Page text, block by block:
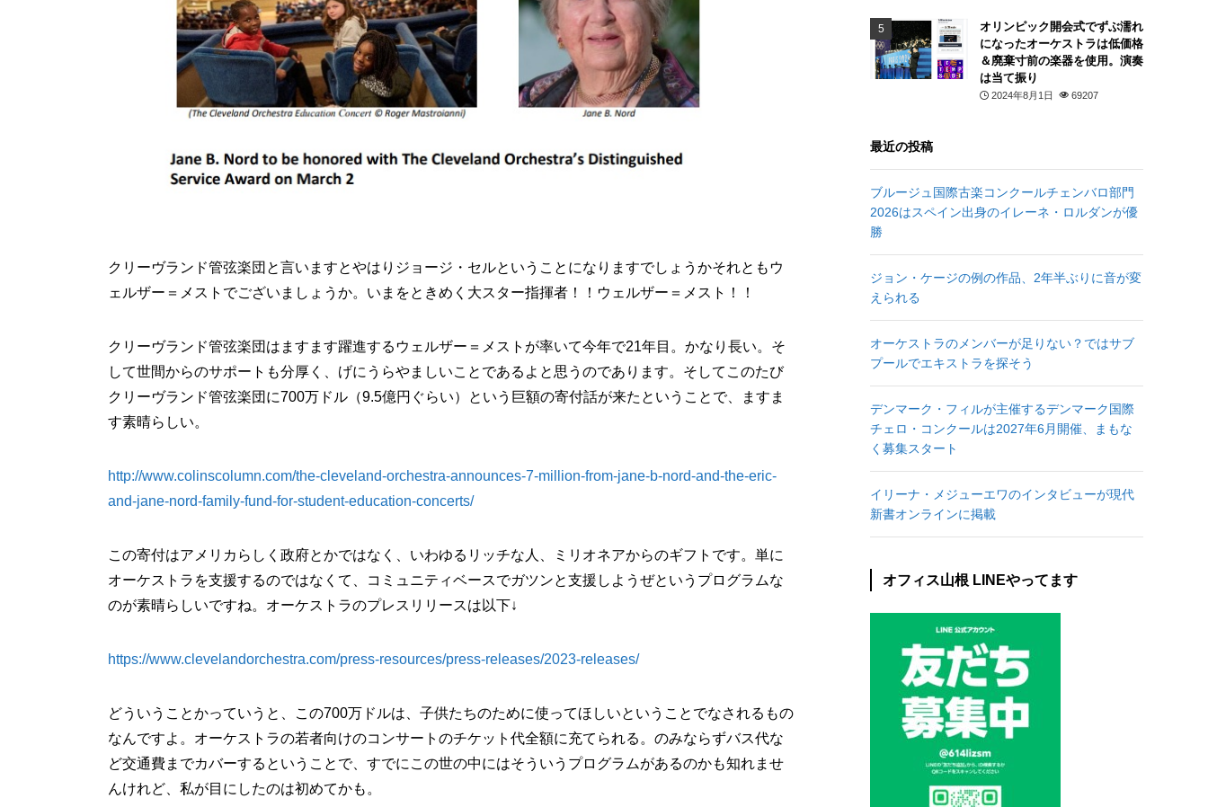
クリーヴランド管弦楽団と言いますとやはりジョージ・セルということになりますでしょうかそれともウ
ェルザー＝メストでございましょうか。いまをときめく大スター指揮者！！ウェルザー＝メスト！！
クリーヴランド管弦楽団はますます躍進するウェルザー＝メストが率いて今年で21年目。かなり長い。そ
して世間からのサポートも分厚く、げにうらやましいことであるよと思うのであります。そしてこのたび
クリーヴランド管弦楽団に700万ドル（9.5億円ぐらい）という巨額の寄付話が来たということで、ますま
す素晴らしい。
http://www.colinscolumn.com/the-cleveland-orchestra-announces-7-million-from-jane-b-nord-and-the-eric-
and-jane-nord-family-fund-for-student-education-concerts/
この寄付はアメリカらしく政府とかではなく、いわゆるリッチな人、ミリオネアからのギフトです。単に
オーケストラを支援するのではなくて、コミュニティベースでガツンと支援しようぜというプログラムな
のが素晴らしいですね。オーケストラのプレスリリースは以下↓
https://www.clevelandorchestra.com/press-resources/press-releases/2023-releases/
どういうことかっていうと、この700万ドルは、子供たちのために使ってほしいということでなされるもの
なんですよ。オーケストラの若者向けのコンサートのチケット代全額に充てられる。のみならずバス代な
ど交通費までカバーするということで、すでにこの世の中にはそういうプログラムがあるのかも知れませ
んけれど、私が目にしたのは初めてかも。
オリンピック開会式でずぶ濡れ
になったオーケストラは低価格
＆廃棄寸前の楽器を使用。演奏
は当て振り
2024年8月1日 69207
最近の投稿
ブルージュ国際古楽コンクールチェンバロ部門
2026はスペイン出身のイレーネ・ロルダンが優
勝
ジョン・ケージの例の作品、2年半ぶりに音が変
えられる
オーケストラのメンバーが足りない？ではサブ
プールでエキストラを探そう
デンマーク・フィルが主催するデンマーク国際
チェロ・コンクールは2027年6月開催、まもな
く募集スタート
イリーナ・メジューエワのインタビューが現代
新書オンラインに掲載
オフィス山根 LINEやってます